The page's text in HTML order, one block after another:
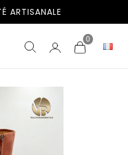
ARTISANALE
0